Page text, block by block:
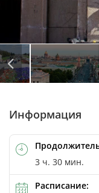
Автор: © Makarenko Alexandr /
Автор: © Makarenko Alexandr /
Автор: © Konstantin Semenov /
Информация
3 ч. 30 мин.
Расписание: